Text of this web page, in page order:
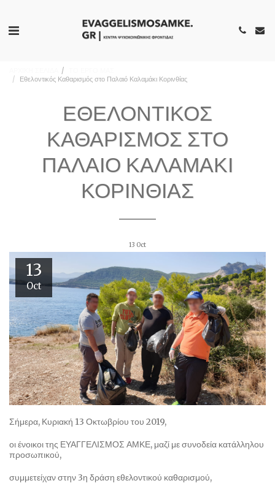
Εθελοντικός Καθαρισμός στο Παλαιό Καλαμάκι Κορινθίας
ΕΘΕΛΟΝΤΙΚΌΣ
ΚΑΘΑΡΙΣΜΌΣ ΣΤΟ
ΠΑΛΑΙΌ ΚΑΛΑΜΆΚΙ
ΚΟΡΙΝΘΊΑΣ
13 Oct
13
Oct
Σήμερα, Κυριακή 13 Οκτωβρίου του 2019,
οι ένοικοι της ΕΥΑΓΓΕΛΙΣΜΟΣ ΑΜΚΕ, μαζί με συνοδεία κατάλληλου
προσωπικού,
συμμετείχαν στην 3η δράση εθελοντικού καθαρισμού,